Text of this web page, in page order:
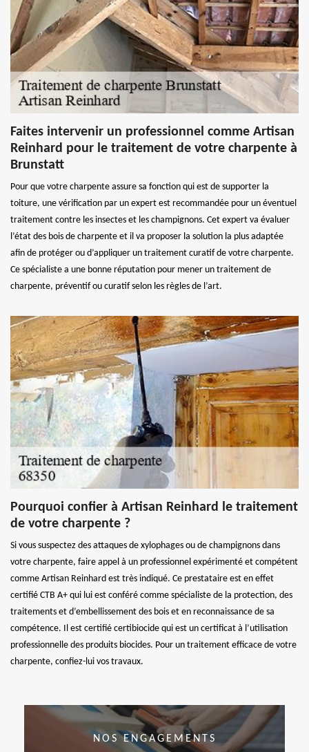
Faites intervenir un professionnel comme Artisan
Reinhard pour le traitement de votre charpente à
Brunstatt
Pour que votre charpente assure sa fonction qui est de supporter la
toiture, une vérification par un expert est recommandée pour un éventuel
traitement contre les insectes et les champignons. Cet expert va évaluer
l’état des bois de charpente et il va proposer la solution la plus adaptée
afin de protéger ou d’appliquer un traitement curatif de votre charpente.
Ce spécialiste a une bonne réputation pour mener un traitement de
charpente, préventif ou curatif selon les règles de l’art.
Pourquoi confier à Artisan Reinhard le traitement
de votre charpente ?
Si vous suspectez des attaques de xylophages ou de champignons dans
votre charpente, faire appel à un professionnel expérimenté et compétent
comme Artisan Reinhard est très indiqué. Ce prestataire est en effet
certifié CTB A+ qui lui est conféré comme spécialiste de la protection, des
traitements et d’embellissement des bois et en reconnaissance de sa
compétence. Il est certifié certibiocide qui est un certificat à l’utilisation
professionnelle des produits biocides. Pour un traitement efficace de votre
charpente, confiez-lui vos travaux.
NOS ENGAGEMENTS